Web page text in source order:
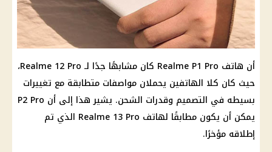
أن هاتف Realme P1 Pro كان مشابهًا جدًا لـ Realme 12 Pro،
حيث كان كلا الهاتفين يحملان مواصفات متطابقة مع تغييرات
بسيطه في التصميم وقدرات الشحن. يشير هذا إلى أن P2 Pro
يمكن أن يكون مطابقًا لهاتف Realme 13 Pro الذي تم
إطلاقه مؤخرًا.